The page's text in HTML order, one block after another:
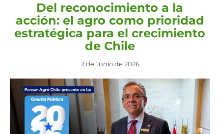
Del reconocimiento a la
acción: el agro como prioridad
estratégica para el crecimiento
de Chile
2 de Junio de 2026